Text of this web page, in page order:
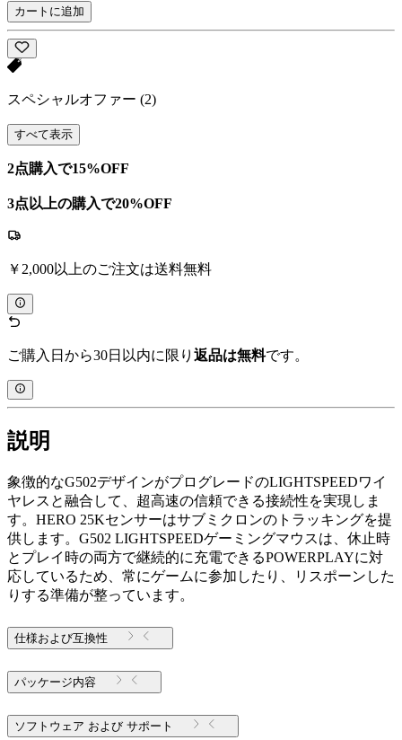
カートに追加
スペシャルオファー (2)
すべて表示
2点購入で15%OFF
3点以上の購入で20%OFF
￥2,000以上のご注文は送料無料
ご購入日から30日以内に限り 返品は無料です。
説明
象徴的なG502デザインがプログレードのLIGHTSPEEDワイ
ヤレスと融合して、超高速の信頼できる接続性を実現しま
す。HERO 25Kセンサーはサブミクロンのトラッキングを提
供します。G502 LIGHTSPEEDゲーミングマウスは、休止時
とプレイ時の両方で継続的に充電できるPOWERPLAYに対
応しているため、常にゲームに参加したり、リスポーンした
りする準備が整っています。
仕様および互換性
パッケージ内容
ソフトウェア および サポート